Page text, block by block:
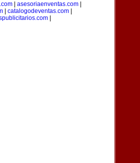
asesoriaenventas.com
catalogodeventas.com